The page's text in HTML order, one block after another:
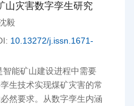
山灾害数字孪生研究
毅
10.13272/j.issn.1671-
能矿山建设进程中需要
生技术实现煤矿灾害的常
然要求。从数字孪生内涵